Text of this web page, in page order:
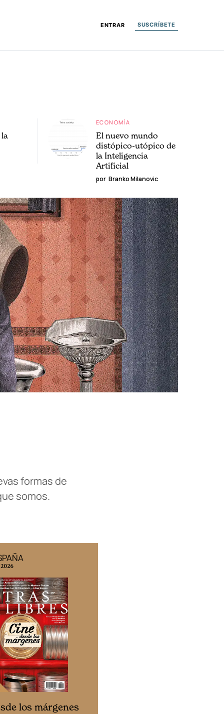
ENTRAR SUSCRÍBETE
ECONOMÍA
El nuevo mundo
distópico-utópico de
la Inteligencia
Artificial
por Branko Milanovic
formas de
somos.
los márgenes